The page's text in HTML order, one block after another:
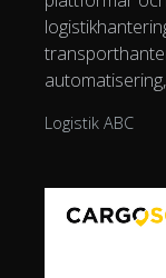
Logistik ABC